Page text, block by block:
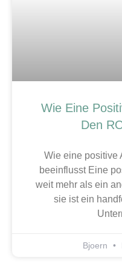
Wie Eine
Den
Wie eine positive
beeinflusst Eine
weit mehr als ein
sie ist ein
Bjoern